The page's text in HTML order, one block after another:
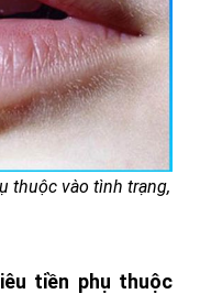
thuộc vào tình trạng,
tiền phụ thuộc